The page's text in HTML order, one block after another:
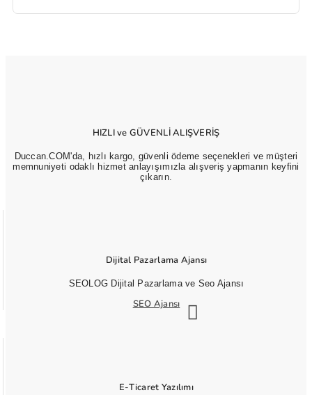
HIZLI ve GÜVENLİ ALIŞVERİŞ
Duccan.COM'da, hızlı kargo, güvenli ödeme seçenekleri ve müşteri
memnuniyeti odaklı hizmet anlayışımızla alışveriş yapmanın keyfini
çıkarın.
Dijital Pazarlama Ajansı
SEOLOG Dijital Pazarlama ve Seo Ajansı
SEO Ajansı
E-Ticaret Yazılımı